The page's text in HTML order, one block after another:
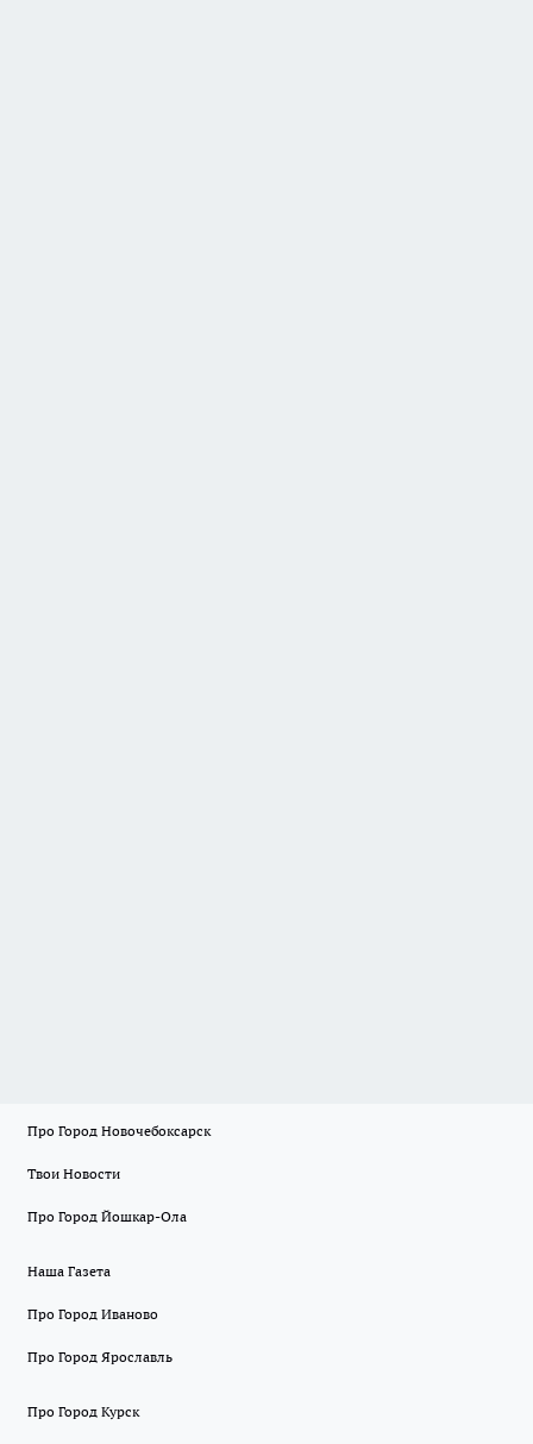
Про Город Новочебоксарск
Твои Новости
Про Город Йошкар-Ола
Наша Газета
Про Город Иваново
Про Город Ярославль
Про Город Курск